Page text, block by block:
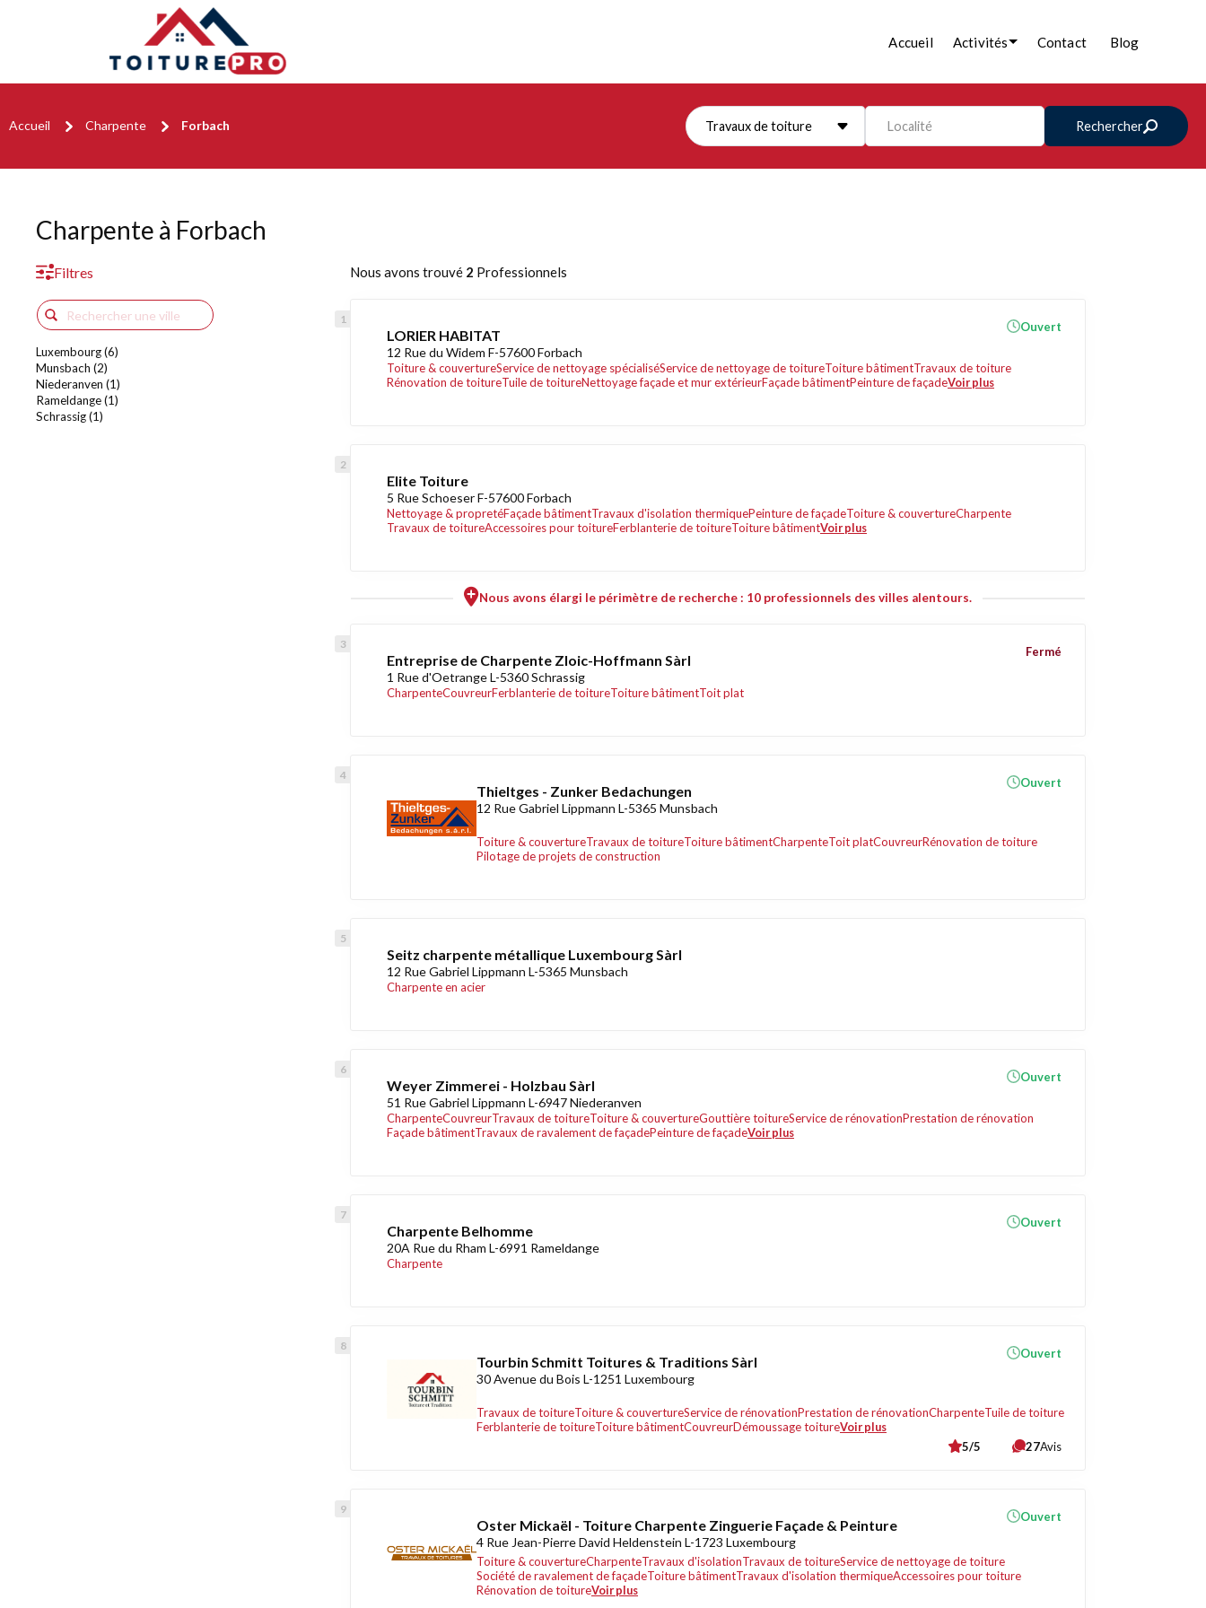
Accueil Activités Contact Blog
Accueil Charpente Forbach Travaux de toiture Localité Rechercher
Charpente à Forbach
Filtres
Luxembourg (6)
Munsbach (2)
Niederanven (1)
Rameldange (1)
Schrassig (1)
Nous avons trouvé 2 Professionnels
LORIER HABITAT
12 Rue du Widem F-57600 Forbach
Toiture & couvertureService de nettoyage spécialiséService de nettoyage de toitureToiture bâtimentTravaux de toiture
Rénovation de toitureTuile de toitureNettoyage façade et mur extérieurFaçade bâtimentPeinture de façadeVoir plus
Ouvert
Elite Toiture
5 Rue Schoeser F-57600 Forbach
Nettoyage & propretéFaçade bâtimentTravaux d'isolation thermiquePeinture de façadeToiture & couvertureCharpente
Travaux de toitureAccessoires pour toitureFerblanterie de toitureToiture bâtimentVoir plus
Nous avons élargi le périmètre de recherche : 10 professionnels des villes alentours.
Entreprise de Charpente Zloic-Hoffmann Sàrl
1 Rue d'Oetrange L-5360 Schrassig
CharpenteCouvreurFerblanterie de toitureToiture bâtimentToit plat
Fermé
Thieltges - Zunker Bedachungen
12 Rue Gabriel Lippmann L-5365 Munsbach
Toiture & couvertureTravaux de toitureToiture bâtimentCharpenteToit platCouvreurRénovation de toiture
Pilotage de projets de construction
Ouvert
Seitz charpente métallique Luxembourg Sàrl
12 Rue Gabriel Lippmann L-5365 Munsbach
Charpente en acier
Weyer Zimmerei - Holzbau Sàrl
51 Rue Gabriel Lippmann L-6947 Niederanven
CharpenteCouvreurTravaux de toitureToiture & couvertureGouttière toitureService de rénovationPrestation de rénovation
Façade bâtimentTravaux de ravalement de façadePeinture de façadeVoir plus
Ouvert
Charpente Belhomme
20A Rue du Rham L-6991 Rameldange
Charpente
Ouvert
Tourbin Schmitt Toitures & Traditions Sàrl
30 Avenue du Bois L-1251 Luxembourg
Travaux de toitureToiture & couvertureService de rénovationPrestation de rénovationCharpenteTuile de toiture
Ferblanterie de toitureToiture bâtimentCouvreurDémoussage toitureVoir plus
Ouvert
5/5 27Avis
Oster Mickaël - Toiture Charpente Zinguerie Façade & Peinture
4 Rue Jean-Pierre David Heldenstein L-1723 Luxembourg
Toiture & couvertureCharpenteTravaux d'isolationTravaux de toitureService de nettoyage de toiture
Société de ravalement de façadeToiture bâtimentTravaux d'isolation thermiqueAccessoires pour toiture
Rénovation de toitureVoir plus
Ouvert